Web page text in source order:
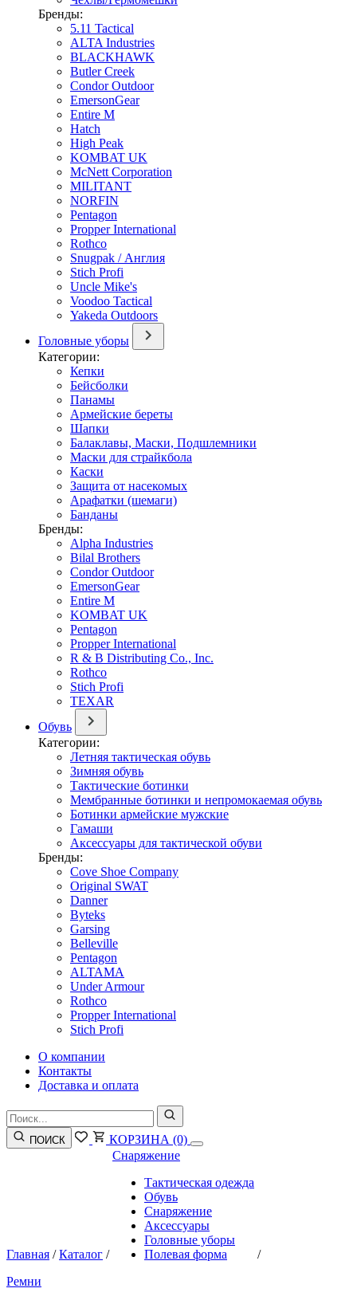
Бренды:
5.11 Tactical
ALTA Industries
BLACKHAWK
Butler Creek
Condor Outdoor
EmersonGear
Entire M
Hatch
High Peak
KOMBAT UK
McNett Corporation
MILITANT
NORFIN
Pentagon
Propper International
Rothco
Snugpak / Англия
Stich Profi
Uncle Mike's
Voodoo Tactical
Yakeda Outdoors
Головные уборы
Категории:
Кепки
Бейсболки
Панамы
Армейские береты
Шапки
Балаклавы, Маски, Подшлемники
Маски для страйкбола
Каски
Защита от насекомых
Арафатки (шемаги)
Банданы
Бренды:
Alpha Industries
Bilal Brothers
Condor Outdoor
EmersonGear
Entire M
KOMBAT UK
Pentagon
Propper International
R & B Distributing Co., Inc.
Rothco
Stich Profi
TEXAR
Обувь
Категории:
Летняя тактическая обувь
Зимняя обувь
Тактические ботинки
Мембранные ботинки и непромокаемая обувь
Ботинки армейские мужские
Гамаши
Аксессуары для тактической обуви
Бренды:
Cove Shoe Company
Original SWAT
Danner
Byteks
Garsing
Belleville
Pentagon
ALTAMA
Under Armour
Rothco
Propper International
Stich Profi
О компании
Контакты
Доставка и оплата
ПОИСК КОРЗИНА (0)
Главная /Каталог /
Снаряжение
Тактическая одежда
Обувь
Снаряжение
Аксессуары
Головные уборы
Полевая форма
/
Ремни